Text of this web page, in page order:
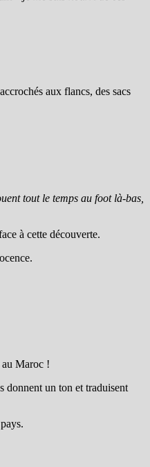
aux flancs, des sacs
tout le temps au foot là-bas,
à cette découverte.
au Maroc !
donnent un ton et traduisent